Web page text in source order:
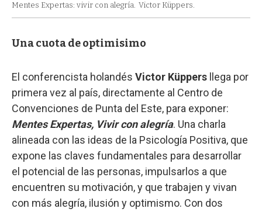
Mentes Expertas: vivir con alegría. Victor Küppers.
Una cuota de optimisimo
El conferencista holandés Victor Küppers llega por
primera vez al país, directamente al Centro de
Convenciones de Punta del Este, para exponer:
Mentes Expertas, Vivir con alegría. Una charla
alineada con las ideas de la Psicología Positiva, que
expone las claves fundamentales para desarrollar
el potencial de las personas, impulsarlos a que
encuentren su motivación, y que trabajen y vivan
con más alegría, ilusión y optimismo. Con dos